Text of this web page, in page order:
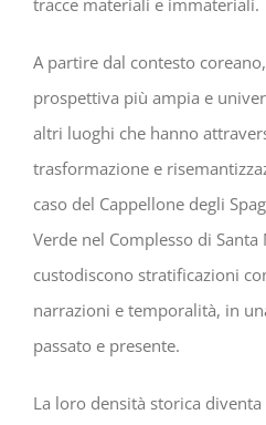
A partire dal contesto
prospettiva più ampia e
altri luoghi che hanno
trasformazione e
caso del Cappellone degli
Verde nel Complesso di Santa
custodiscono stratificazioni
narrazioni e temporalità, in
passato e presente.
La loro densità storica